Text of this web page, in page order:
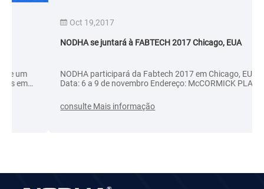
Oct 19,2017
NODHA se juntará à FABTECH 2017 Chicago, EUA
NODHA participará da Fabtech 2017 em Chicago, EUA
Data: 6 a 9 de novembro Endereço: McCORMICK PLACE,
consulte Mais informação